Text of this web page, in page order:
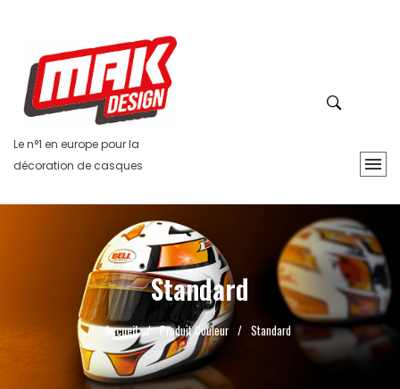
Le n°1 en europe pour la
décoration de casques
Standard
Accueil / Produit Couleur / Standard